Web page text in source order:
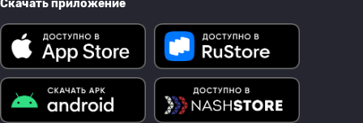
Скачать приложение